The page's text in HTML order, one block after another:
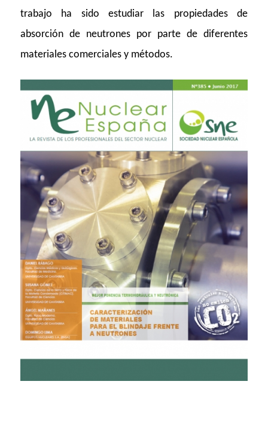
trabajo ha sido estudiar las propiedades de
absorción de neutrones por parte de diferentes
materiales comerciales y métodos.